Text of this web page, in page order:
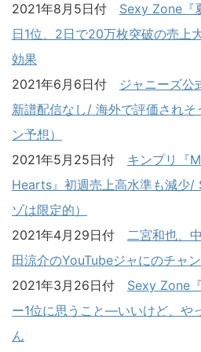
2021年8月5日付 Sexy Zone『
日1位、2日で20万枚突破の売上
効果
2021年6月6日付 ジャニーズ公
新譜配信なし/ 海外で評価されそ
ン予想）
2021年5月25日付 キンプリ『
Hearts』初週売上高水準も減少/
ゾは限定的）
2021年4月29日付 二宮和也、
田涼介のYouTubeジャにのチャ
2021年3月26日付 Sexy Zone
ー1位に思うこと―いいけど、や
ん